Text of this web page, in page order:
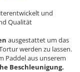
und
Qualität
ausgestattet um das
werden zu lassen.
Paddel aus unserem
Beschleunigung.